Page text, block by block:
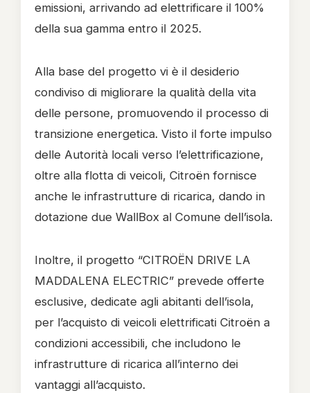
emissioni, arrivando ad elettrificare il 100%
della sua gamma entro il 2025.
Alla base del progetto vi è il desiderio
condiviso di migliorare la qualità della vita
delle persone, promuovendo il processo di
transizione energetica. Visto il forte impulso
delle Autorità locali verso l’elettrificazione,
oltre alla flotta di veicoli, Citroën fornisce
anche le infrastrutture di ricarica, dando in
dotazione due WallBox al Comune dell’isola.
Inoltre, il progetto “CITROËN DRIVE LA
MADDALENA ELECTRIC” prevede offerte
esclusive, dedicate agli abitanti dell’isola,
per l’acquisto di veicoli elettrificati Citroën a
condizioni accessibili, che includono le
infrastrutture di ricarica all’interno dei
vantaggi all’acquisto.